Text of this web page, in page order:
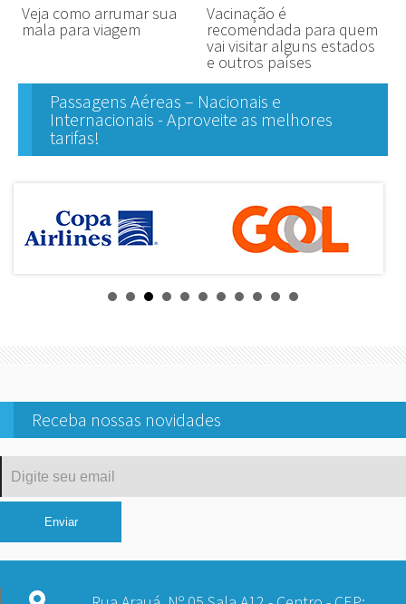
Veja como arrumar sua
mala para viagem
Vacinação é
recomendada para quem
vai visitar alguns estados
e outros países
Passagens Aéreas – Nacionais e
Internacionais - Aproveite as melhores
tarifas!
Receba nossas novidades